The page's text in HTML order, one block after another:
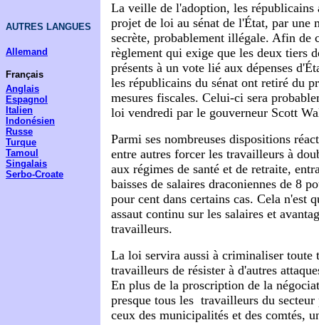
AUTRES LANGUES
Allemand
Français
Anglais
Espagnol
Italien
Indonésien
Russe
Turque
Tamoul
Singalais
Serbo-Croate
La veille de l'adoption, les républicains
projet de loi au sénat de l'État, par une
secrète, probablement illégale. Afin de
règlement qui exige que les deux tiers
présents à un vote lié aux dépenses
les républicains du sénat ont retiré du
mesures fiscales. Celui-ci sera
loi vendredi par le gouverneur Scott
Parmi ses nombreuses dispositions
entre autres forcer les travailleurs à
aux régimes de santé et de retraite,
baisses de salaires draconiennes de 8
pour cent dans certains cas. Cela n'est
assaut continu sur les salaires et
travailleurs.
La loi servira aussi à criminaliser toute
travailleurs de résister à d'autres
En plus de la proscription de la
presque tous les travailleurs du
ceux des municipalités et des comtés,